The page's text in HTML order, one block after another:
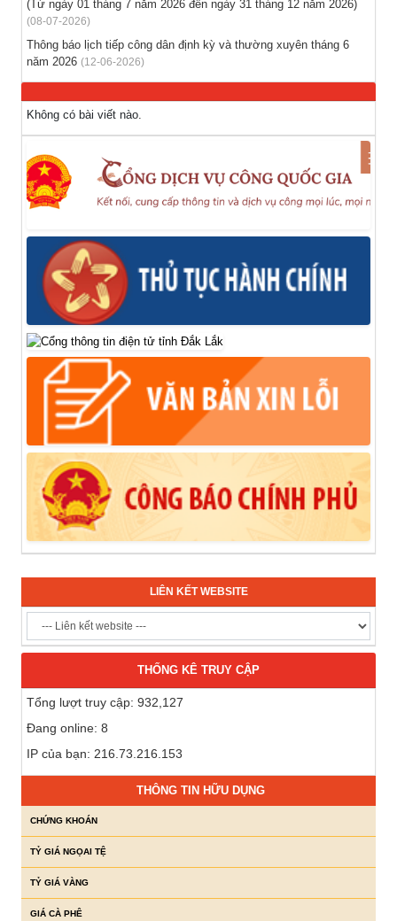
(28-07-2026)
(Từ ngày 01 tháng 7 năm 2026 đến ngày 31 tháng 12 năm 2026)
(08-07-2026)
Thông báo lịch tiếp công dân định kỳ và thường xuyên tháng 6
năm 2026 (12-06-2026)
Không có bài viết nào.
LIÊN KẾT WEBSITE
THỐNG KÊ TRUY CẬP
Tổng lượt truy cập: 932,127
Đang online: 8
IP của bạn: 216.73.216.153
THÔNG TIN HỮU DỤNG
CHỨNG KHOÁN
TỶ GIÁ NGỌAI TỆ
TỶ GIÁ VÀNG
GIÁ CÀ PHÊ